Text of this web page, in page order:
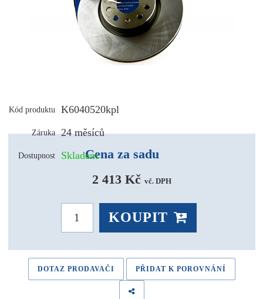
Kód produktu K6040520kpl
Záruka 24 měsíců
Dostupnost SklademCena za sadu
2 413 Kč vč. DPH
KOUPIT
DOTAZ PRODAVAČI PŘIDAT K POROVNÁNÍ